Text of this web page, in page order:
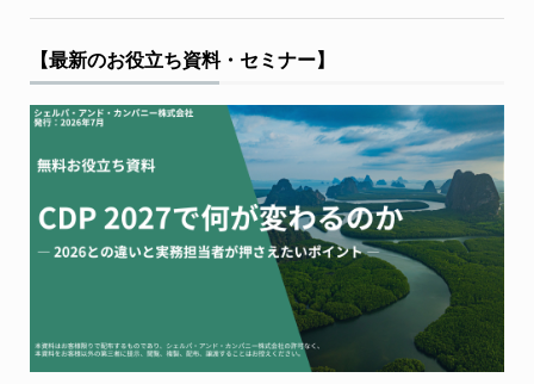
【最新のお役立ち資料・セミナー】